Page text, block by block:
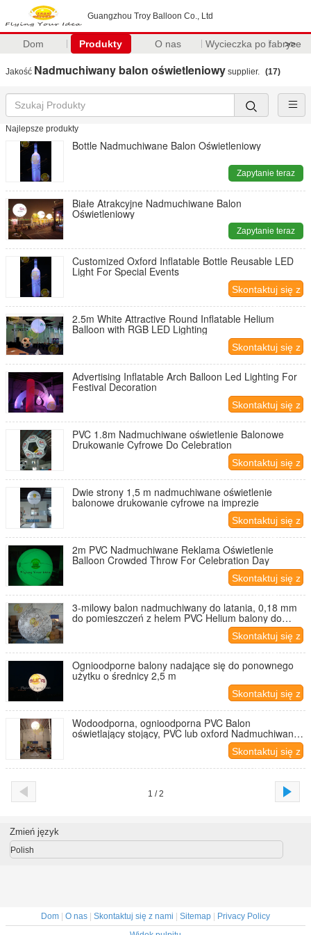
Guangzhou Troy Balloon Co., Ltd
Dom Produkty O nas Wycieczka po fabryce
>>
Jakość Nadmuchiwany balon oświetleniowy supplier. (17)
Najlepsze produkty
Bottle Nadmuchiwane Balon Oświetleniowy
Zapytanie teraz
Białe Atrakcyjne Nadmuchiwane Balon
Oświetleniowy
Zapytanie teraz
Customized Oxford Inflatable Bottle Reusable LED
Light For Special Events
Skontaktuj się z
nami
2.5m White Attractive Round Inflatable Helium
Balloon with RGB LED Lighting
Skontaktuj się z
nami
Advertising Inflatable Arch Balloon Led Lighting For
Festival Decoration
Skontaktuj się z
nami
PVC 1.8m Nadmuchiwane oświetlenie Balonowe
Drukowanie Cyfrowe Do Celebration
Skontaktuj się z
nami
Dwie strony 1,5 m nadmuchiwane oświetlenie
balonowe drukowanie cyfrowe na imprezie
Skontaktuj się z
nami
2m PVC Nadmuchiwane Reklama Oświetlenie
Balloon Crowded Throw For Celebration Day
Skontaktuj się z
nami
3-milowy balon nadmuchiwany do latania, 0,18 mm
do pomieszczeń z helem PVC Helium balony do
Skontaktuj się z
nami
Ognioodporne balony nadające się do ponownego
użytku o średnicy 2,5 m
Skontaktuj się z
nami
Wodoodporna, ognioodporna PVC Balon
oświetlający stojący, PVC lub oxford Nadmuchiwany
Skontaktuj się z
nami
1 / 2
Zmień język
Polish
Dom O nas Skontaktuj się z nami Sitemap
Privacy Policy